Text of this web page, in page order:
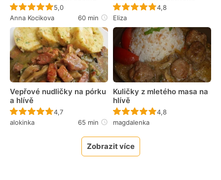
Recept ještě nebyl hodnocen
5,0
Anna Kocikova
60 min
Recept ještě nebyl
4,8
Eliza
Vepřové nudličky na pórku
a hlívě
Recept ještě nebyl hodnocen
4,7
alokinka
65 min
Kuličky z mletého masa na
hlívě
Recept ještě nebyl
4,8
magdalenka
Zobrazit více